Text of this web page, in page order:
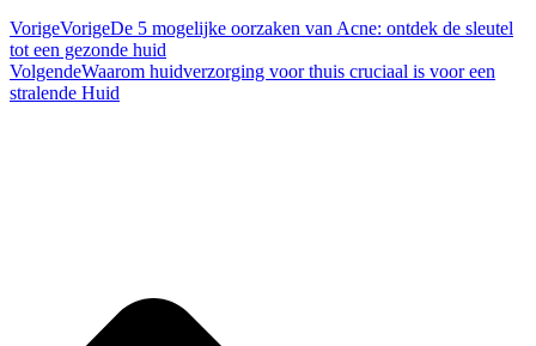
VorigeVorigeDe 5 mogelijke oorzaken van Acne: ontdek de sleutel
tot een gezonde huid
VolgendeWaarom huidverzorging voor thuis cruciaal is voor een
stralende Huid